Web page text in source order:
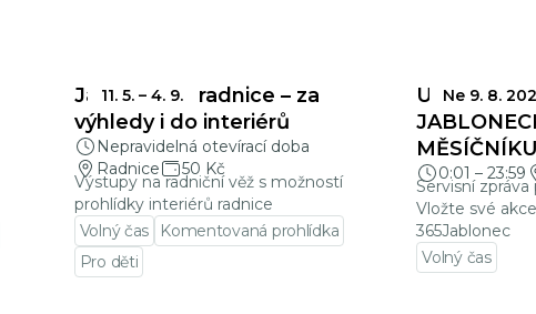
11. 5. – 4. 9.
Jablonecká radnice – za
výhledy i do interiérů
Nepravidelná otevírací doba
Radnice
50 Kč
Výstupy na radniční věž s možností
prohlídky interiérů radnice
Volný čas
Komentovaná prohlídka
Pro děti
Ne 9. 8.
UZÁVĚRKY
0:01 – 23:59
Servisní
Vložte své
365Jablonec
Volný čas